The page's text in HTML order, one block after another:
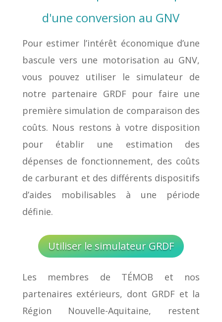
d'une conversion au GNV
Pour estimer l’intérêt économique d’une
bascule vers une motorisation au GNV,
vous pouvez utiliser le simulateur de
notre partenaire GRDF pour faire une
première simulation de comparaison des
coûts. Nous restons à votre disposition
pour établir une estimation des
dépenses de fonctionnement, des coûts
de carburant et des différents dispositifs
d’aides mobilisables à une période
définie.
Utiliser le simulateur GRDF
Les membres de TÉMOB et nos
partenaires extérieurs, dont GRDF et la
Région Nouvelle-Aquitaine, restent